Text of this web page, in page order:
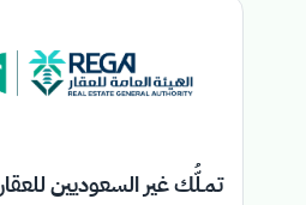
تمـلُّك غير السعوديين للعقار